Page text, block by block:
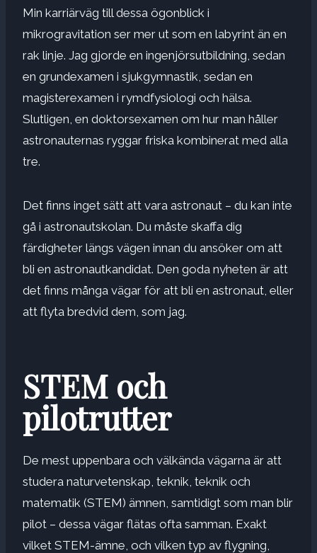
Min karriärväg till dessa ögonblick i
mikrogravitation ser mer ut som en labyrint än en
rak linje. Jag gjorde en ingenjörsutbildning, sedan
en grundexamen i sjukgymnastik, sedan en
magisterexamen i rymdfysiologi och hälsa.
Slutligen, en doktorsexamen om hur man håller
astronauternas ryggar friska kombinerat med alla
tre.
Det finns inget sätt att vara astronaut – du kan inte
gå i astronautskolan. Du måste skaffa dig
färdigheter längs vägen innan du ansöker om att
bli en astronautkandidat. Den goda nyheten är att
det finns många vägar för att bli en astronaut, eller
att flyta bredvid dem, som jag.
STEM och
pilotrutter
De mest uppenbara och välkända vägarna är att
studera naturvetenskap, teknik, teknik och
matematik (STEM) ämnen, samtidigt som man blir
pilot – dessa vägar flätas ofta samman. Exakt
vilket STEM-ämne, och vilken typ av flygning,